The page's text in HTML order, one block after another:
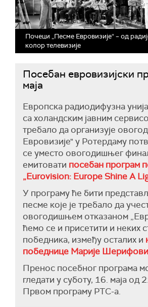
Почеци „Песме Евровизије“ – од
колор телевизије
Посебан евровизијски
маја
Европска радиодифузна
са холандским јавним
требало да организује
Евровизије" у Ротердаму
се уместо овогодишњег
емитовати посебан програм
„Eurovision: Europe Shine A
У програму ће бити
песме које је требало да
овогодишњем отказаном
ћемо се и присетити и неких
победника, између осталих и
победнице Марије
Пренос посебног програма
гледати у суботу, 16. маја од
Првом програму РТС-а.